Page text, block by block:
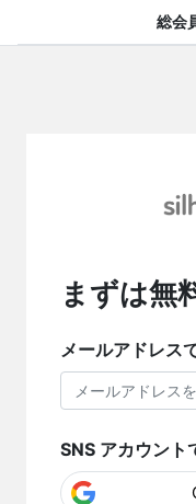
総会
まずは無
メールアドレス
SNS アカウント